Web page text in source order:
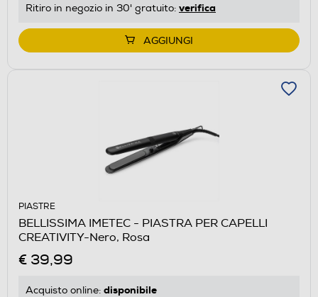
Ritiro in negozio in 30' gratuito: verifica
AGGIUNGI
PIASTRE
BELLISSIMA IMETEC - PIASTRA PER CAPELLI
CREATIVITY-Nero, Rosa
€ 39,99
Acquisto online: disponibile